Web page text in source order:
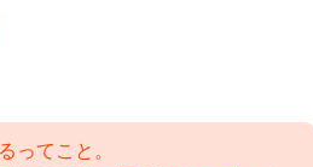
ってこと。